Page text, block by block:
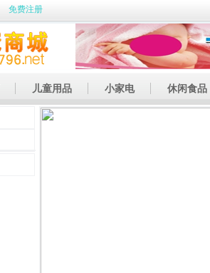
免费注册
儿童用品 小家电 休闲食品
土特产